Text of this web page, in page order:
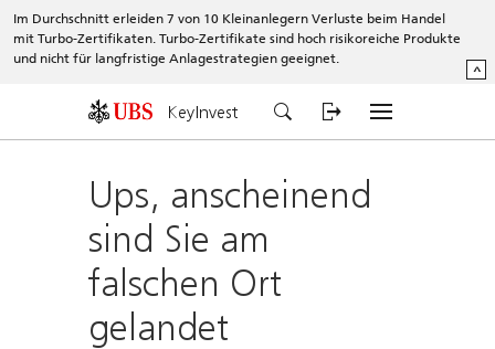
Im Durchschnitt erleiden 7 von 10 Kleinanlegern Verluste beim Handel
mit Turbo-Zertifikaten. Turbo-Zertifikate sind hoch risikoreiche Produkte
und nicht für langfristige Anlagestrategien geeignet.
^
KeyInvest
Ups, anscheinend
sind Sie am
falschen Ort
gelandet